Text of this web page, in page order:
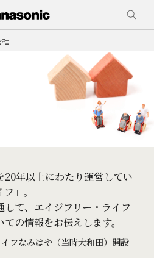
社
年以上にわたり運営してい
」。
て、エイジフリー・ライフ
の情報をお伝えします。
フなみはや（当時⼤和⽥）開設